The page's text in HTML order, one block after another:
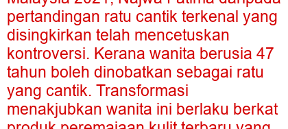
pertandingan ratu cantik terkenal yang
disingkirkan telah mencetuskan
kontroversi. Kerana wanita berusia 47
tahun boleh dinobatkan sebagai ratu
yang cantik. Transformasi
menakjubkan wanita ini berlaku berkat